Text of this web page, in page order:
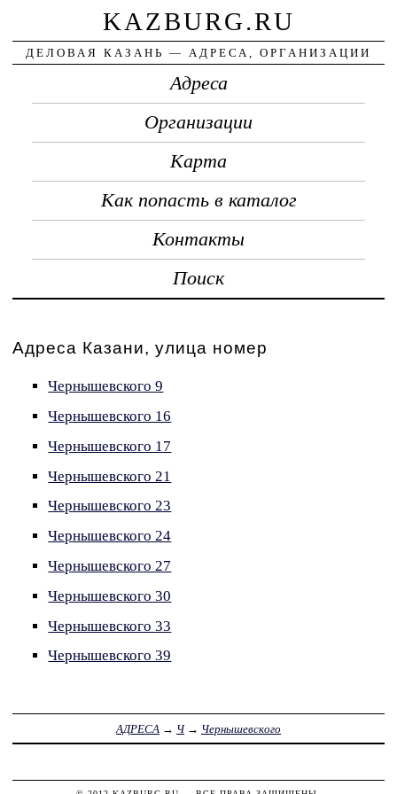
KAZBURG.RU
ДЕЛОВАЯ КАЗАНЬ — АДРЕСА, ОРГАНИЗАЦИИ
Адреса
Организации
Карта
Как попасть в каталог
Контакты
Поиск
Адреса Казани, улица номер
Чернышевского 9
Чернышевского 16
Чернышевского 17
Чернышевского 21
Чернышевского 23
Чернышевского 24
Чернышевского 27
Чернышевского 30
Чернышевского 33
Чернышевского 39
АДРЕСА → Ч→ Чернышевского